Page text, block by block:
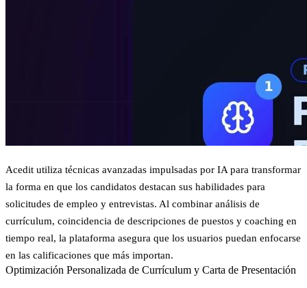
Acedit utiliza técnicas avanzadas impulsadas por IA para transformar
la forma en que los candidatos destacan sus habilidades para
solicitudes de empleo y entrevistas. Al combinar análisis de
currículum, coincidencia de descripciones de puestos y coaching en
tiempo real, la plataforma asegura que los usuarios puedan enfocarse
en las calificaciones que más importan.
Optimización Personalizada de Currículum y Carta de Presentación